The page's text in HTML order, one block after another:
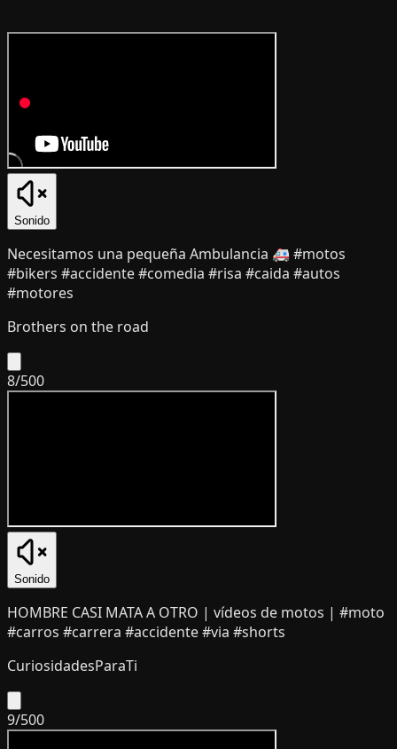
Sonido
Necesitamos una pequeña Ambulancia 🚑 #motos
#bikers #accidente #comedia #risa #caida #autos
#motores
Brothers on the road
8/500
Sonido
HOMBRE CASI MATA A OTRO | vídeos de motos | #moto
#carros #carrera #accidente #via #shorts
CuriosidadesParaTi
9/500